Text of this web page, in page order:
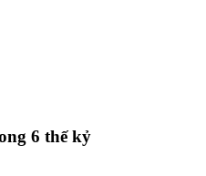
6 thế kỷ